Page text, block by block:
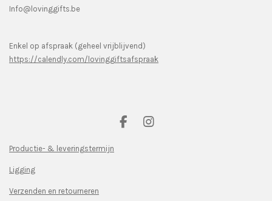
Info@lovinggifts.be
Enkel op afspraak (geheel vrijblijvend)
https://calendly.com/lovinggiftsafspraak
F
I
Productie- & leveringstermijn
Ligging
Verzenden en retourneren